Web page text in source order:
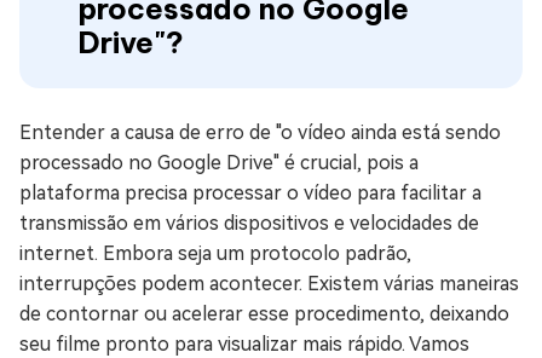
processado no Google
Drive"?
Entender a causa de erro de "o vídeo ainda está sendo
processado no Google Drive" é crucial, pois a
plataforma precisa processar o vídeo para facilitar a
transmissão em vários dispositivos e velocidades de
internet. Embora seja um protocolo padrão,
interrupções podem acontecer. Existem várias maneiras
de contornar ou acelerar esse procedimento, deixando
seu filme pronto para visualizar mais rápido. Vamos